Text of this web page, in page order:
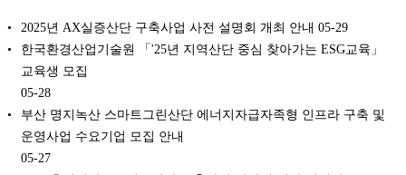
2025년 AX실증산단 구축사업 사전 설명회 개최 안내 05-29
한국환경산업기술원 「'25년 지역산단 중심 찾아가는 ESG교육」
교육생 모집
05-28
부산 명지녹산 스마트그린산단 에너지자급자족형 인프라 구축 및
운영사업 수요기업 모집 안내
05-27